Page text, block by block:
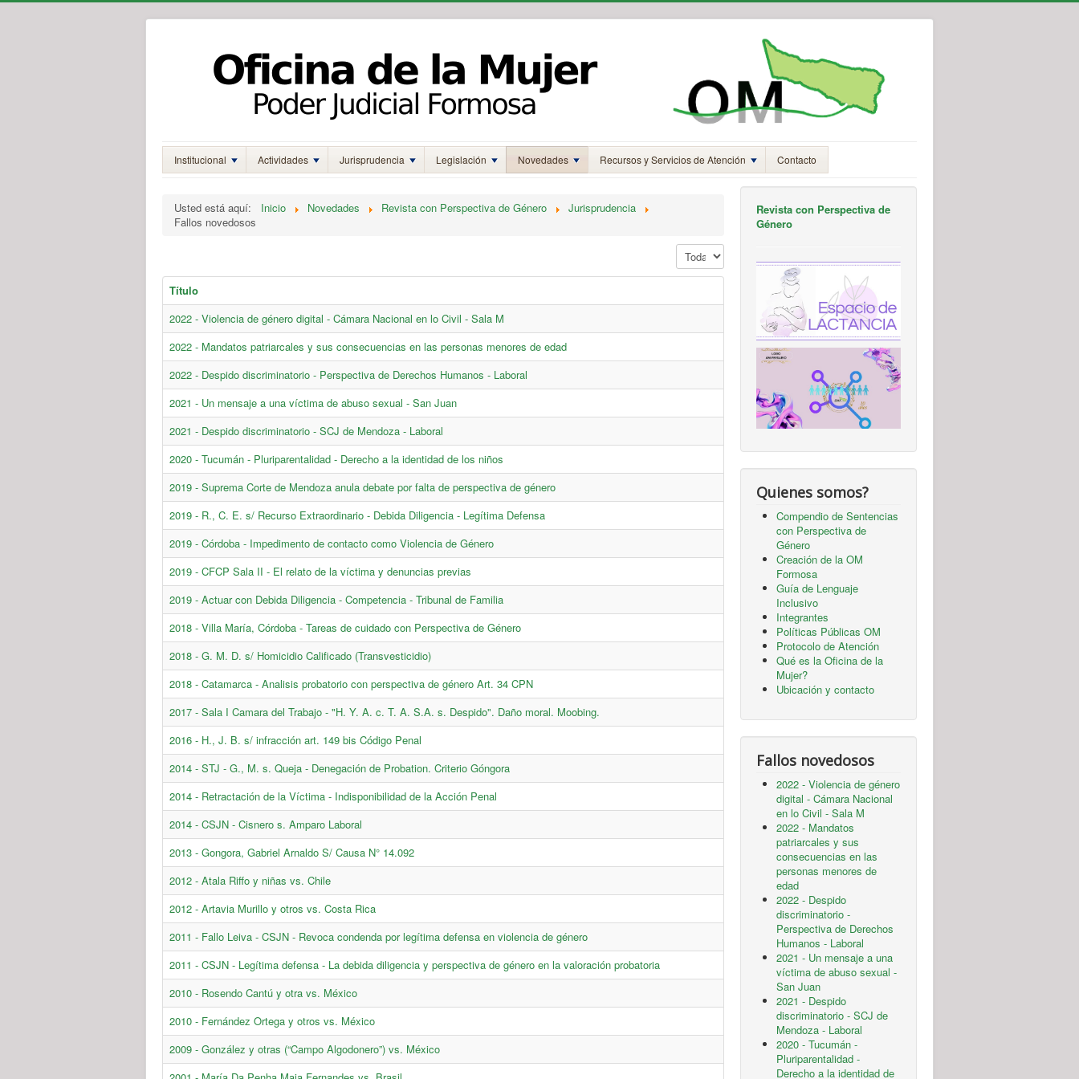
Institucional Actividades Jurisprudencia Legislación Novedades Recursos y Servicios de Atención Contacto
Usted está aquí: Inicio Novedades Revista con Perspectiva de Género
Jurisprudencia
Fallos novedosos
Mostrar #
Título
2022 - Violencia de género digital - Cámara Nacional en lo Civil - Sala M
2022 - Mandatos patriarcales y sus consecuencias en las personas menores de edad
2022 - Despido discriminatorio - Perspectiva de Derechos Humanos - Laboral
2021 - Un mensaje a una víctima de abuso sexual - San Juan
2021 - Despido discriminatorio - SCJ de Mendoza - Laboral
2020 - Tucumán - Pluriparentalidad - Derecho a la identidad de los niños
2019 - Suprema Corte de Mendoza anula debate por falta de perspectiva de género
2019 - R., C. E. s/ Recurso Extraordinario - Debida Diligencia - Legítima Defensa
2019 - Córdoba - Impedimento de contacto como Violencia de Género
2019 - CFCP Sala II - El relato de la víctima y denuncias previas
2019 - Actuar con Debida Diligencia - Competencia - Tribunal de Familia
2018 - Villa María, Córdoba - Tareas de cuidado con Perspectiva de Género
2018 - G. M. D. s/ Homicidio Calificado (Transvesticidio)
2018 - Catamarca - Analisis probatorio con perspectiva de género Art. 34 CPN
2017 - Sala I Camara del Trabajo - "H. Y. A. c. T. A. S.A. s. Despido". Daño moral. Moobing.
2016 - H., J. B. s/ infracción art. 149 bis Código Penal
2014 - STJ - G., M. s. Queja - Denegación de Probation. Criterio Góngora
2014 - Retractación de la Víctima - Indisponibilidad de la Acción Penal
2014 - CSJN - Cisnero s. Amparo Laboral
2013 - Gongora, Gabriel Arnaldo S/ Causa N° 14.092
2012 - Atala Riffo y niñas vs. Chile
2012 - Artavia Murillo y otros vs. Costa Rica
2011 - Fallo Leiva - CSJN - Revoca condenda por legítima defensa en violencia de género
2011 - CSJN - Legítima defensa - La debida diligencia y perspectiva de género en la valoración probatoria
2010 - Rosendo Cantú y otra vs. México
2010 - Fernández Ortega y otros vs. México
2009 - González y otras (“Campo Algodonero”) vs. México
Revista con Perspectiva de
Género
Quienes somos?
Compendio de Sentencias
con Perspectiva de
Género
Creación de la OM
Formosa
Guía de Lenguaje
Inclusivo
Integrantes
Políticas Públicas OM
Protocolo de Atención
Qué es la Oficina de la
Mujer?
Ubicación y contacto
Fallos novedosos
2022 - Violencia de género
digital - Cámara Nacional
en lo Civil - Sala M
2022 - Mandatos
patriarcales y sus
consecuencias en las
personas menores de
edad
2022 - Despido
discriminatorio -
Perspectiva de Derechos
Humanos - Laboral
2021 - Un mensaje a una
víctima de abuso sexual -
San Juan
2021 - Despido
discriminatorio - SCJ de
Mendoza - Laboral
2020 - Tucumán -
Pluriparentalidad -
Derecho a la identidad de